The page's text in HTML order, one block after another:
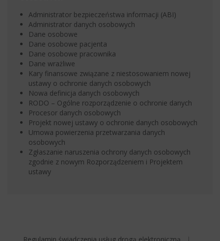
Administrator bezpieczeństwa informacji (ABI)
Administrator danych osobowych
Dane osobowe
Dane osobowe pacjenta
Dane osobowe pracownika
Dane wrażliwe
Kary finansowe związane z niestosowaniem nowej
ustawy o ochronie danych osobowych
Nowa definicja danych osobowych
RODO – Ogólne rozporządzenie o ochronie danych
Procesor danych osobowych
Projekt nowej ustawy o ochronie danych osobowych
Umowa powierzenia przetwarzania danych
osobowych
Zgłaszanie naruszenia ochrony danych osobowych
zgodnie z nowym Rozporządzeniem i Projektem
ustawy